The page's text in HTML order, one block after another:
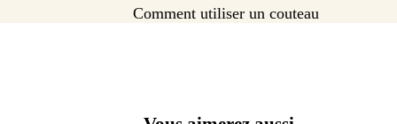
Comment utiliser un couteau